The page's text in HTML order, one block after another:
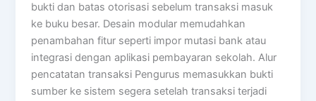
bukti dan batas otorisasi sebelum transaksi masuk
ke buku besar. Desain modular memudahkan
penambahan fitur seperti impor mutasi bank atau
integrasi dengan aplikasi pembayaran sekolah. Alur
pencatatan transaksi Pengurus memasukkan bukti
sumber ke sistem segera setelah transaksi terjadi